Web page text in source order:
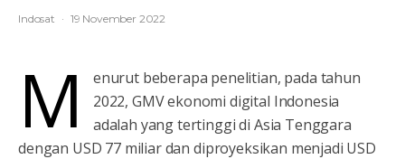
Indosat · 19 November 2022
M
enurut beberapa penelitian, pada tahun
2022, GMV ekonomi digital Indonesia
adalah yang tertinggi di Asia Tenggara
dengan USD 77 miliar dan diproyeksikan menjadi USD